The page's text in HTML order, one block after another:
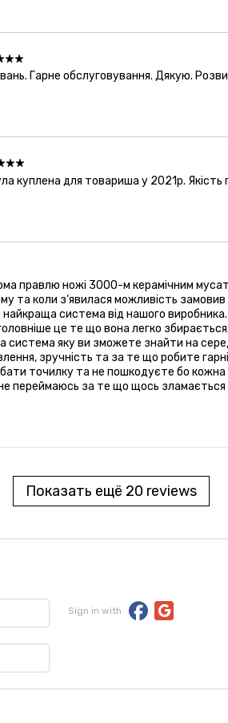
Гарне обслуговування. Дякую.
куплена для товариша у 2021р.
правлю ножі 3000-м керамічним
та коли з‘явилася можливість
система від нашого виробника.
це те що вона легко
система яку ви зможете знайти на
зручність та за те що робите
точилку та не пошкодуєте бо кожна
переймаюсь за те що щось
Показать ещё 20 reviews
Sign in with